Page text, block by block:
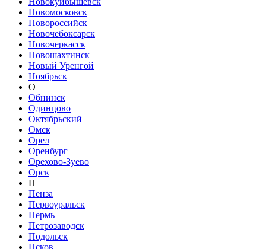
Новомосковск
Новороссийск
Новочебоксарск
Новочеркасск
Новошахтинск
Новый Уренгой
Ноябрьск
О
Обнинск
Одинцово
Октябрьский
Омск
Орел
Оренбург
Орехово-Зуево
Орск
П
Пенза
Первоуральск
Пермь
Петрозаводск
Подольск
Псков